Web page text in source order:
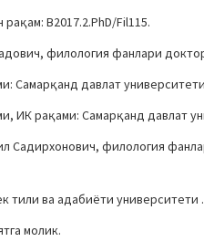
B2017.2.PhD/Fil115.
филология фанлари
Самарқанд давлат
ИК рақами: Самарқанд давлат
Садирхонович, филология
тили ва адабиёти
молик.